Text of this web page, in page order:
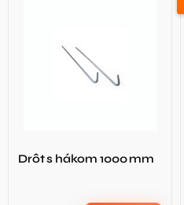
Drôt s hákom 1000 mm